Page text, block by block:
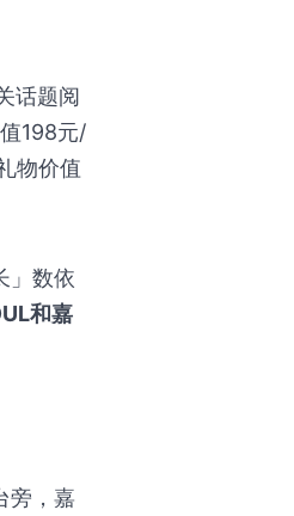
话题阅
198元/
物价值
」数依
和嘉
旁，嘉